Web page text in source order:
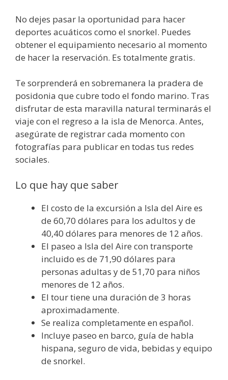
No dejes pasar la oportunidad para hacer
deportes acuáticos como el snorkel. Puedes
obtener el equipamiento necesario al momento
de hacer la reservación. Es totalmente gratis.
Te sorprenderá en sobremanera la pradera de
posidonia que cubre todo el fondo marino. Tras
disfrutar de esta maravilla natural terminarás el
viaje con el regreso a la isla de Menorca. Antes,
asegúrate de registrar cada momento con
fotografías para publicar en todas tus redes
sociales.
Lo que hay que saber
El costo de la excursión a Isla del Aire es
de 60,70 dólares para los adultos y de
40,40 dólares para menores de 12 años.
El paseo a Isla del Aire con transporte
incluido es de 71,90 dólares para
personas adultas y de 51,70 para niños
menores de 12 años.
El tour tiene una duración de 3 horas
aproximadamente.
Se realiza completamente en español.
Incluye paseo en barco, guía de habla
hispana, seguro de vida, bebidas y equipo
de snorkel.